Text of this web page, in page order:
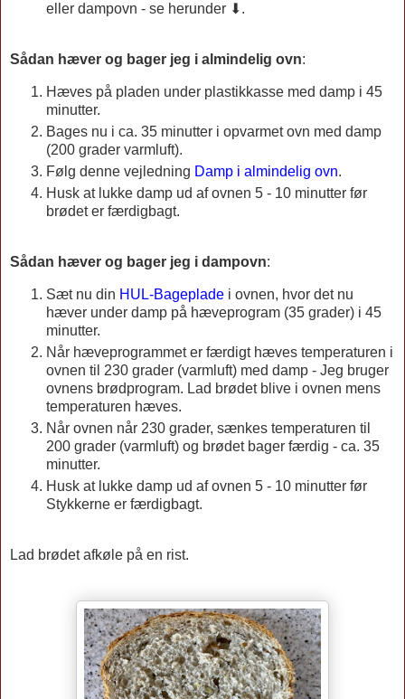
eller dampovn - se herunder ⬇.
Sådan hæver og bager jeg i almindelig ovn:
Hæves på pladen under plastikkasse med damp i 45
minutter.
Bages nu i ca. 35 minutter i opvarmet ovn med damp
(200 grader varmluft).
Følg denne vejledning Damp i almindelig ovn.
Husk at lukke damp ud af ovnen 5 - 10 minutter før
brødet er færdigbagt.
Sådan hæver og bager jeg i dampovn:
Sæt nu din HUL-Bageplade i ovnen, hvor det nu
hæver under damp på hæveprogram (35 grader) i 45
minutter.
Når hæveprogrammet er færdigt hæves temperaturen i
ovnen til 230 grader (varmluft) med damp - Jeg bruger
ovnens brødprogram. Lad brødet blive i ovnen mens
temperaturen hæves.
Når ovnen når 230 grader, sænkes temperaturen til
200 grader (varmluft) og brødet bager færdig - ca. 35
minutter.
Husk at lukke damp ud af ovnen 5 - 10 minutter før
Stykkerne er færdigbagt.
Lad brødet afkøle på en rist.